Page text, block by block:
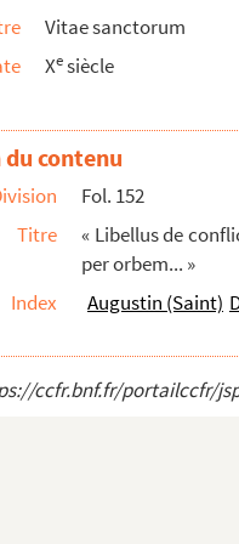
antistitis depositio... »
» (Incomplet de la
l'évêque de
Vitae sanctorum
Xesiècle
contenu
Fol. 152
Titre
« Libellus de
per orbem... »
Index
Augustin (Saint)
ccfr.bnf.fr/portailccfr/